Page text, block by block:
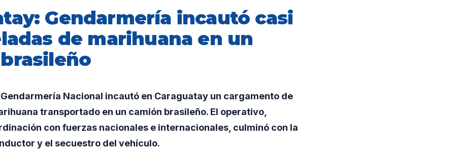
Gendarmería incautó casi
de marihuana en un
Gendarmería Nacional incautó en Caraguatay un cargamento de
transportado en un camión brasileño. El operativo,
con fuerzas nacionales e internacionales, culminó con la
y el secuestro del vehículo.